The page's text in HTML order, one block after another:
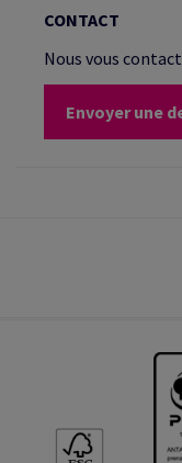
CONTACT
Nous vous
Envoyer une